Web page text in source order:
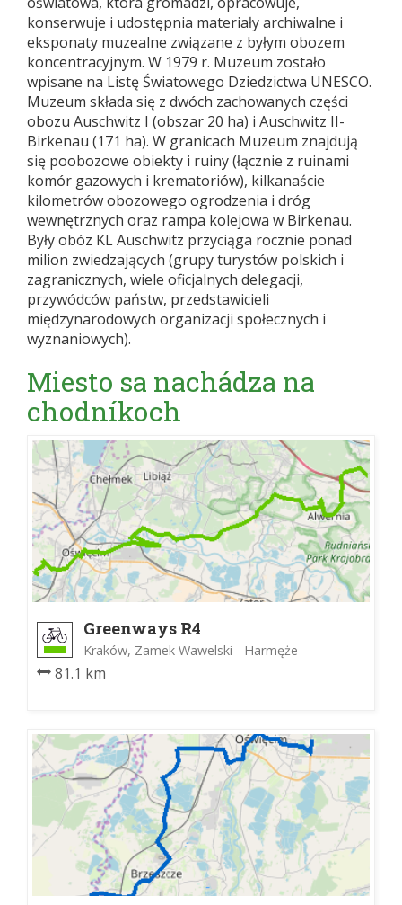
konserwuje i udostępnia materiały archiwalne i
eksponaty muzealne związane z byłym obozem
koncentracyjnym. W 1979 r. Muzeum zostało
wpisane na Listę Światowego Dziedzictwa UNESCO.
Muzeum składa się z dwóch zachowanych części
obozu Auschwitz I (obszar 20 ha) i Auschwitz II-
Birkenau (171 ha). W granicach Muzeum znajdują
się poobozowe obiekty i ruiny (łącznie z ruinami
komór gazowych i krematoriów), kilkanaście
kilometrów obozowego ogrodzenia i dróg
wewnętrznych oraz rampa kolejowa w Birkenau.
Były obóz KL Auschwitz przyciąga rocznie ponad
milion zwiedzających (grupy turystów polskich i
zagranicznych, wiele oficjalnych delegacji,
przywódców państw, przedstawicieli
międzynarodowych organizacji społecznych i
wyznaniowych).
Miesto sa nachádza na
chodníkoch
Greenways R4
Kraków, Zamek Wawelski - Harmęże
81.1 km